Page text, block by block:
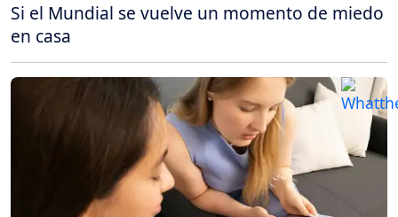
Si el Mundial se vuelve un momento de miedo
en casa